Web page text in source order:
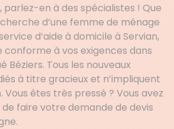
parlez-en à des spécialistes ! Que
d’une femme de ménage
service d’aide à domicile à Servian,
conforme à vos exigences dans
Béziers. Tous les nouveaux
à titre gracieux et n’impliquent
Vous êtes très pressé ? Vous avez
de faire votre demande de devis